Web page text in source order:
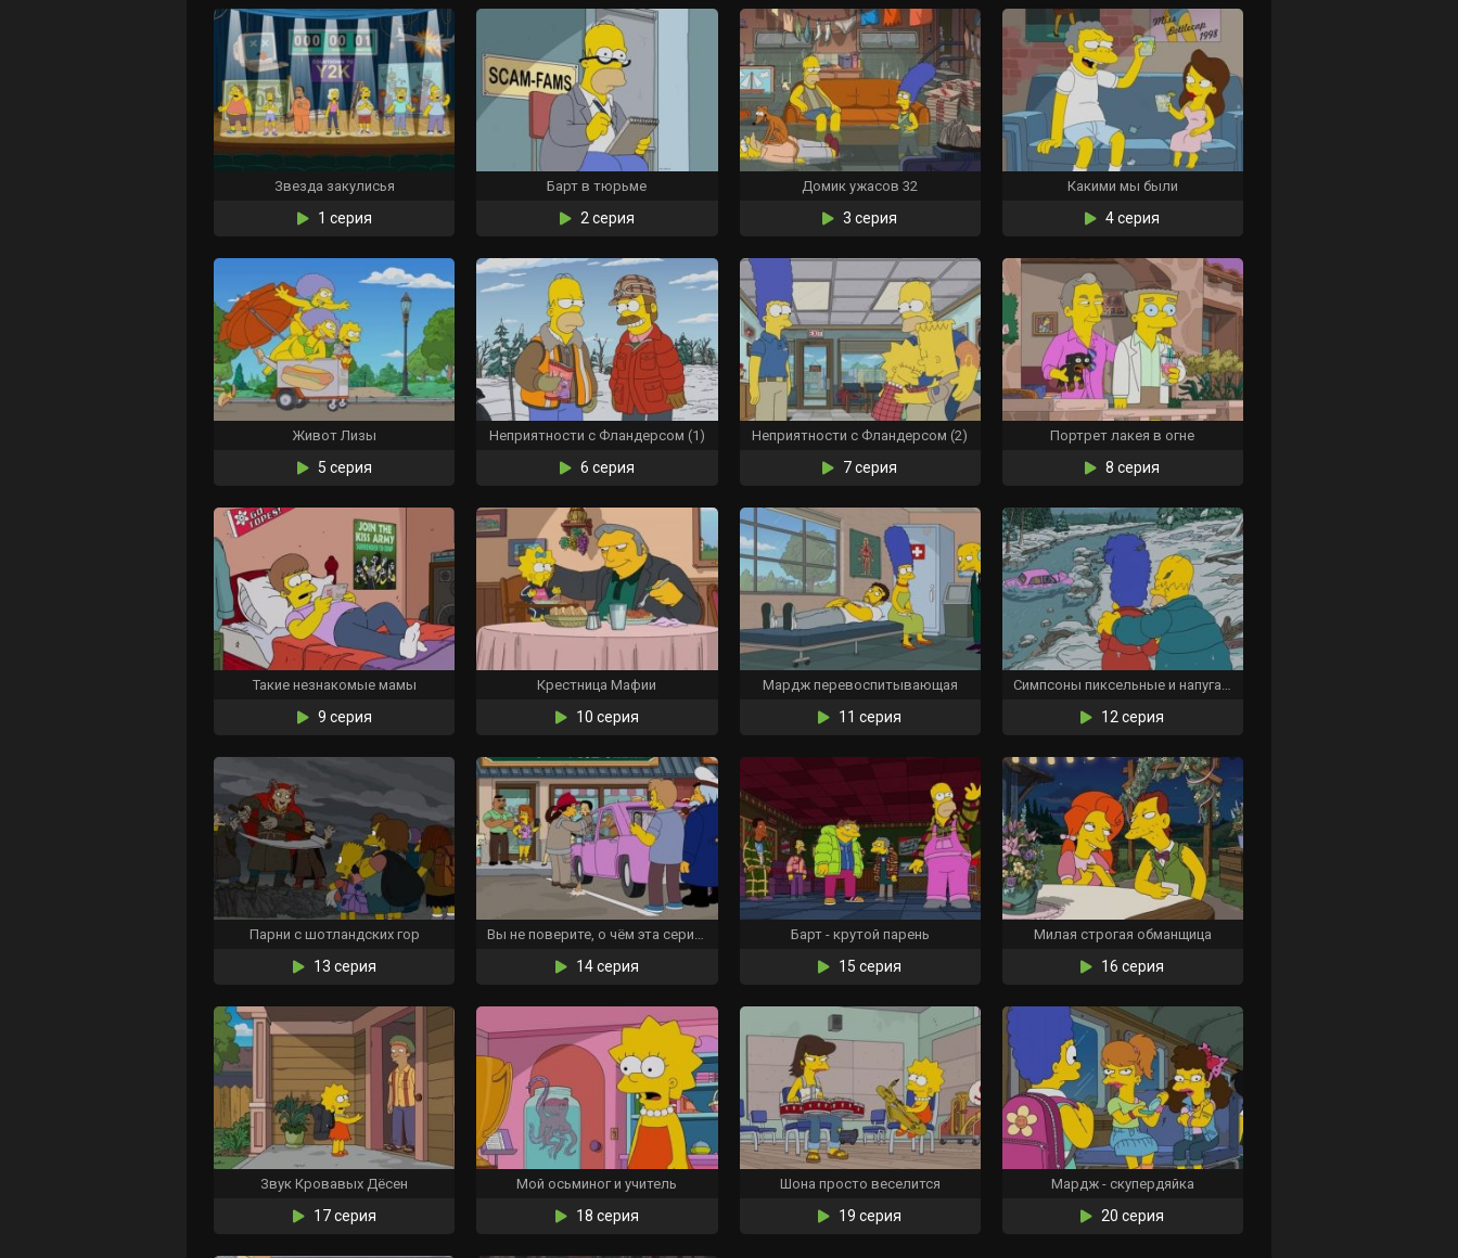
Звезда закулисья
1 серия
Барт в тюрьме
2 серия
Домик ужасов 32
3 серия
Какими мы были
4 серия
Живот Лизы
5 серия
Неприятности с Фландерсом (1)
6 серия
Неприятности с Фландерсом (2)
7 серия
Портрет лакея в огне
8 серия
Такие незнакомые мамы
9 серия
Крестница Мафии
10 серия
Мардж перевоспитывающая
11 серия 12 серия
Парни с шотландских гор
13 серия 14 серия
Барт - крутой парень
15 серия
Милая строгая обманщица
16 серия
Звук Кровавых Дёсен
17 серия
Мой осьминог и учитель
18 серия
Шона просто веселится
19 серия
Мардж - скупердяйка
20 серия